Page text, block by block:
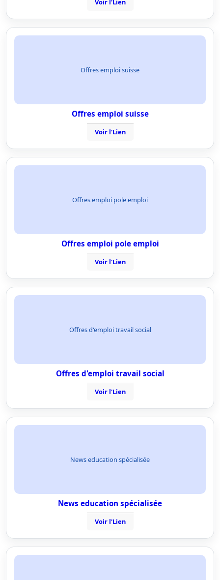
Voir l'Lien
Offres emploi suisse
Offres emploi suisse
Voir l'Lien
Offres emploi pole emploi
Offres emploi pole emploi
Voir l'Lien
Offres d'emploi travail social
Offres d'emploi travail social
Voir l'Lien
News education spécialisée
News education spécialisée
Voir l'Lien